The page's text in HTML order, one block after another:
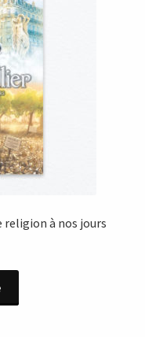
religion à nos jours